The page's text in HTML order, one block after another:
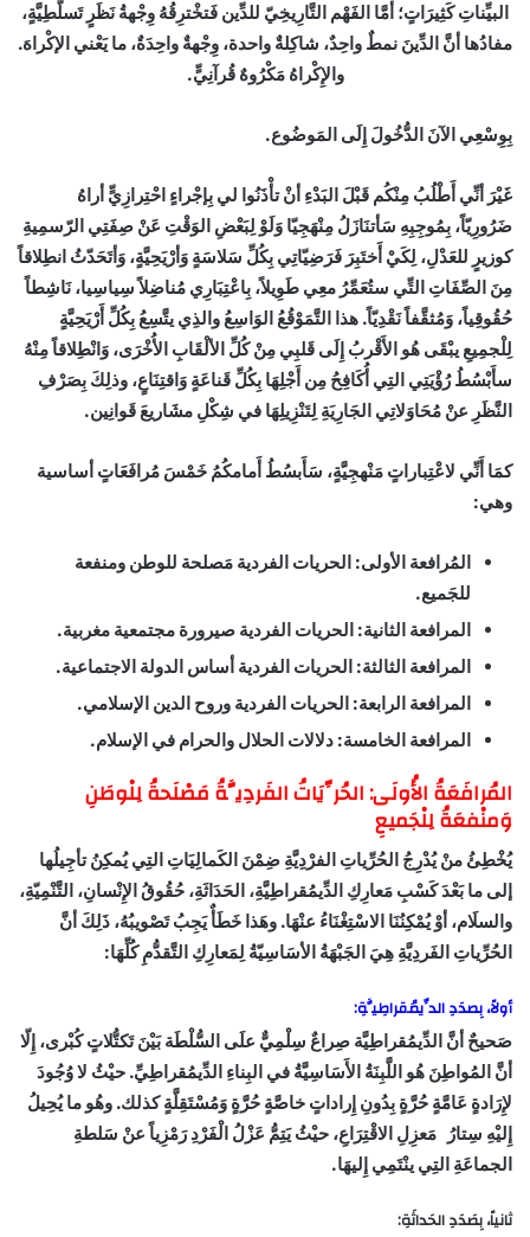
البيِّناتِ كَثِيرَاتٍ؛ أَمَّا الفَهْم التَّارِيخِيّ للدِّين فَتخْترِقُهُ وِجْهةُ نَظَرٍ تَسلُّطِيَّةٍ،
مفادُها أنَّ الدِّينَ نمطٌ واحِدٌ، شاكِلةٌ واحدة، وِجْهةٌ واحِدَةٌ، ما يَعْني الإكْراهَ.
والإِكْراهُ مَكْرُوهٌ قُرآنِيٍّ.
بِوِسْعِي الآنَ الدُّخُولَ إِلَى المَوضُوع.
غَيْرَ أنِّي أَطْلُبُ مِنْكُم قَبْلَ البَدْءِ أنْ تأْذَنُوا لي بِإجْراءٍ احْتِرازِيٍّ أراهُ
ضَرُورِيّاً، بِمُوجِبِهِ سَأتنَازَلُ مِنْهَجِيّا وَلَوْ لِبَعْضِ الوَقْتِ عَنْ صِفَتِي الرّسمِيةِ
كوزيرٍ للعَدْلِ، لِكَيْ أَختَبِرَ فَرَضِيّاتِي بِكُلِّ سَلاسَةٍ وَأرْيَحِيَّةٍ، وَأتَحَدّثُ انطِلاقاً
مِنَ الصِّفَاتِ التِّي ستُعَمِّرُ معِي طَوِيلاً، بِاعْتِبَارِي مُناضِلاً سِياسِيا، نَاشِطاً
حُقُوقِياً، وَمُثقَّفاً نَقْدِيّاً. هذا التَّمَوْقُعُ الوَاسِعُ والذِي يتَّسِعُ بِكُلِّ أَرْيَحِيَّةٍ
لِلْجمِيعِ يبْقَى هُو الأَقْربُ إِلَى قَلبِي مِنْ كُلِّ الألْقَابِ الأُخْرَى، وَانْطِلاقاً مِنْهُ
سأَبْسُطُ رُؤْيَتِي التِي أُكَافِحُ مِن أَجْلِهَا بِكُلِّ قَناعَةٍ وَاقتِنَاعٍ، وذلِكَ بِصَرْفِ
النَّظَرِ عنْ مُحَاوَلاتِي الجَارِيَةِ لِتَنْزِيلِهَا في شِكْلِ مشَاريعَ قَوانِين.
كمَا أَنِّي لاعْتِباراتٍ مَنْهجِيَّةٍ، سَأَبسُطُ أَمامكُمُ خَمْسَ مُرافَعَاتٍ أساسية
وهي:
المُرافعة الأولى: الحريات الفردية مَصلحة للوطن ومنفعة
للجَميع.
المرافعة الثانية: الحريات الفردية صيرورة مجتمعية مغربية.
المرافعة الثالثة: الحريات الفردية أساس الدولة الاجتماعية.
المرافعة الرابعة: الحريات الفردية وروح الدين الإسلامي.
المرافعة الخامسة: دلالات الحلال والحرام في الإسلام.
المُرافَعَةُ الأُولَى:الحُرِّيَاتُ الفَردِيَّةُ مَصْلَحةُ لِلْوطَنِ
وَمنْفعَةُ لِلْجَميعِ
يُخْطِئُ منْ يُدْرِجُ الحُرِّياتِ الفرْدِيَّةِ ضِمْنَ الكَمالِيَاتِ التِي يُمكِنُ تأجِيلُها
إلى ما بَعْدَ كَسْبِ مَعارِكِ الدِّيمُقراطِيَّةِ، الحَدَاثَةِ، حُقُوقُ الإِنْسانِ، التَّنْمِيّةِ،
والسلَام، أوْ يُمْكِنُنَا الاسْتِغْنَاءُ عنْهَا. وهَذا خَطَأٌ يَجِبُ تَصْويبُهُ، ذَلِكَ أنَّ
الحُرِّياتِ الفَردِيَّةِ هِيَ الجَبْهَةُ الأسَاسِيّةُ لِمَعارِكِ التَّقدُّمِ كُلِّهَا:
أولاً، بِصدَدِ الدِّيمُقراطِيَّةِ:
صَحيحٌ أنَّ الدِّيمُقراطِيَّة صِراعٌ سِلْمِيٌّ علَى السُّلْطَة بَيْنَ تَكتُّلاتٍ كُبْرى، إِلّا
أنَّ المُواطِنَ هُو اللَّبِنَةُ الأَسَاسِيَّةُ في البِناءِ الدِّيمُقراطِيِّ. حيْثُ لا وُجُودَ
لإِرَادةٍ عَامَّةٍ حُرَّةٍ بِدُونِ إِراداتٍ خاصَّةٍ حُرَّةٍ وَمُسْتَقِلَّةٍ كذلك. وهُو ما يُحِيلُ
إِليْهِ سِتارُ مَعزِلِ الاقْتِرَاعِ، حيْثُ يَتِمُّ عَزْلُ الْفَرْدِ رَمْزِياً عنْ سَلطةِ
الجماعَةِ التِي ينْتَمِي إِليهَا.
ثانياً، بِصَدَدِ الحَداثَةِ: